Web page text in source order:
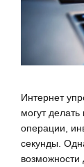
Интернет
могут делать
операции,
секунды.